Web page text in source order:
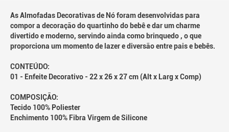
As Almofadas Decorativas de Nó foram desenvolvidas para
compor a decoração do quartinho do bebê e dar um charme
divertido e moderno, servindo ainda como brinquedo , o que
proporciona um momento de lazer e diversão entre pais e bebês.
CONTEÚDO:
01 - Enfeite Decorativo - 22 x 26 x 27 cm (Alt x Larg x Comp)
COMPOSIÇÃO:
Tecido 100% Poliester
Enchimento 100% Fibra Virgem de Silicone